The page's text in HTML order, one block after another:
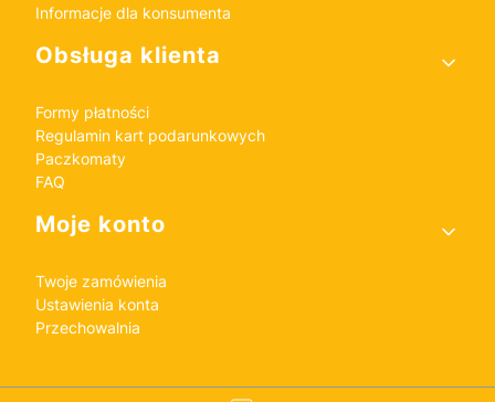
Informacje dla konsumenta
Obsługa klienta
Formy płatności
Regulamin kart podarunkowych
Paczkomaty
FAQ
Moje konto
Twoje zamówienia
Ustawienia konta
Przechowalnia